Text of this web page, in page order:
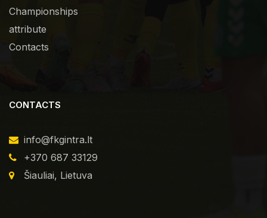
Championships
attribute
Contacts
CONTACTS
info@fkgintra.lt
+370 687 33129
Šiauliai, Lietuva